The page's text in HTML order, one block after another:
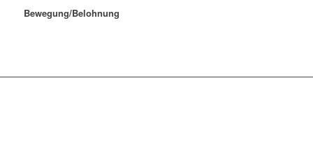
Bewegung/Belohnung